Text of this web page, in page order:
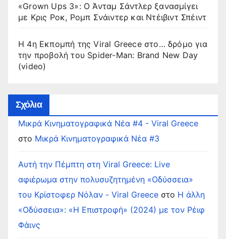
«Grown Ups 3»: Ο Άνταμ Σάντλερ ξανασμίγει
με Κρις Ροκ, Ρομπ Σνάιντερ και Ντέιβιντ Σπέιντ
Η 4η Εκπομπή της Viral Greece στο… δρόμο για
την προβολή του Spider-Man: Brand New Day
(video)
Σχόλια
Μικρά Κινηματογραφικά Νέα #4 - Viral Greece
στο Μικρά Κινηματογραφικά Νέα #3
Αυτή την Πέμπτη στη Viral Greece: Live
αφιέρωμα στην πολυσυζητημένη «Οδύσσεια»
του Κρίστοφερ Νόλαν - Viral Greece στο Η άλλη
«Οδύσσεια»: «Η Επιστροφή» (2024) με τον Ρέιφ
Φάινς